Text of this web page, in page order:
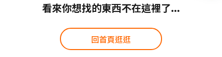
看來你想找的東西不在這裡了...
回首頁逛逛